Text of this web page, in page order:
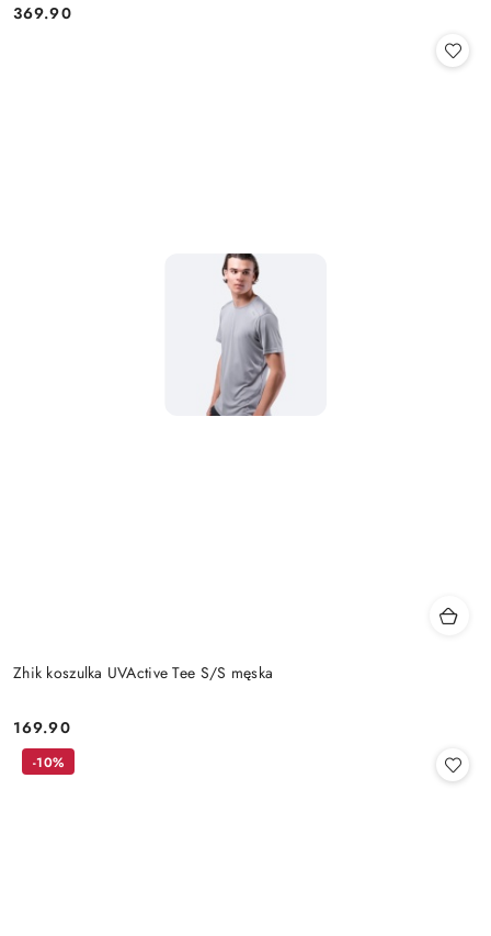
Cena:
369.90
Zhik koszulka UVActive Tee S/S męska
Cena:
169.90
-10%